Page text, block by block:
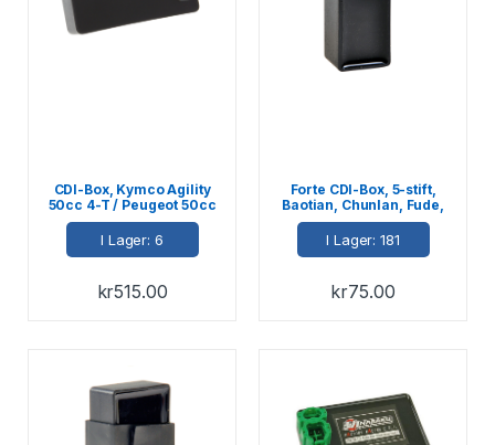
CDI-Box, Kymco Agility
50cc 4-T / Peugeot 50cc
4-T / SYM 50cc 4-T (DC)
I Lager: 6
kr515.00
Forte CDI-Box, 5-stift,
Baotian, Chunlan, Fude,
Peugeot, Sanili GY6
I Lager: 181
kr75.00